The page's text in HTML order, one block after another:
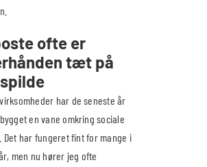
ofte er
tæt på
har de seneste år
en vane omkring sociale
Det har fungeret fint for mange i
men nu hører jeg ofte